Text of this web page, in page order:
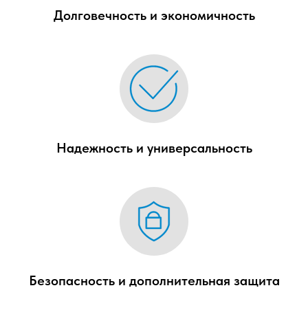
Долговечность и экономичность
Надежность и универсальность
Безопасность и дополнительная защита